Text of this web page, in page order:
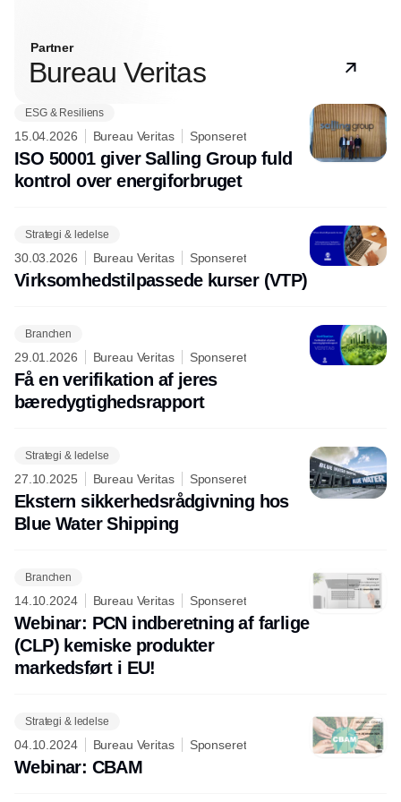
Partner
Bureau Veritas
ESG & Resiliens
15.04.2026 Bureau Veritas Sponseret
ISO 50001 giver Salling Group fuld
kontrol over energiforbruget
Strategi & ledelse
30.03.2026 Bureau Veritas Sponseret
Virksomhedstilpassede kurser (VTP)
Branchen
29.01.2026 Bureau Veritas Sponseret
Få en verifikation af jeres
bæredygtighedsrapport
Strategi & ledelse
27.10.2025 Bureau Veritas Sponseret
Ekstern sikkerhedsrådgivning hos
Blue Water Shipping
Branchen
14.10.2024 Bureau Veritas Sponseret
Webinar: PCN indberetning af farlige
(CLP) kemiske produkter
markedsført i EU!
Strategi & ledelse
04.10.2024 Bureau Veritas Sponseret
Webinar: CBAM